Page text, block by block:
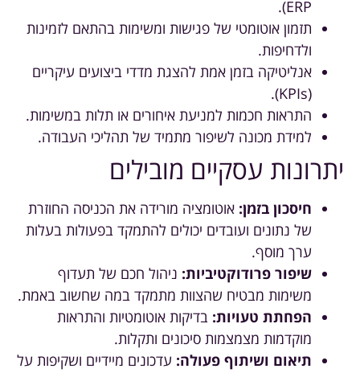
ERP).
תזמון אוטומטי של פגישות ומשימות בהתאם לזמינות
ולדחיפות.
אנליטיקה בזמן אמת להצגת מדדי ביצועים עיקריים
(KPIs).
התראות חכמות למניעת איחורים או תלות במשימות.
למידת מכונה לשיפור מתמיד של תהליכי העבודה.
יתרונות עסקיים מובילים
חיסכון בזמן: אוטומציה מורידה את הכניסה החוזרת
של נתונים ועובדים יכולים להתמקד בפעולות בעלות
ערך מוסף.
שיפור פרודוקטיביות: ניהול חכם של תעדוף
משימות מבטיח שהצוות מתמקד במה שחשוב באמת.
הפחתת טעויות: בדיקות אוטומטיות והתראות
מוקדמות מצמצמות סיכונים ותקלות.
תיאום ושיתוף פעולה: עדכונים מיידיים ושקיפות על